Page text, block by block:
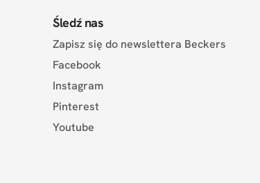
Śledź nas
Zapisz się do newslettera Beckers
Facebook
Instagram
Pinterest
Youtube